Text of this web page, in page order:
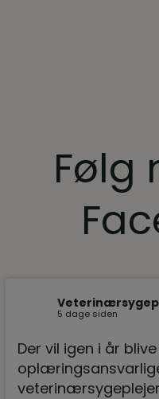
Følg
5 dage siden
Der vil igen i år